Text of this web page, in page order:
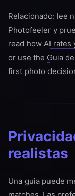
Relacionado: lee
Photofeeler y
read how AI rates
or use the Guia
first photo
realistas
Una guia puede